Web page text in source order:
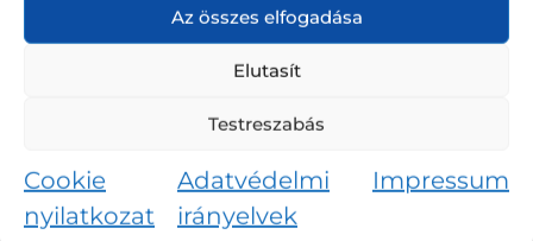
Az összes elfogadása
Elutasít
Testreszabás
Cookie
nyilatkozat
Adatvédelmi
irányelvek
Impressum
STAUB COCOTTES EDÉNY HASZNÁLATBA VÉTELE
Szakszerű használatbavétel elengedhetetlen a még
tartósabb tapadásmentességért és a minőség
fenntartásáért: